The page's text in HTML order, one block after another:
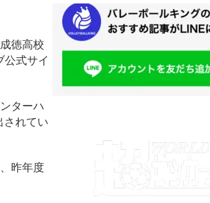
徳高校
公式サイ
ターハ
されてい
昨年度